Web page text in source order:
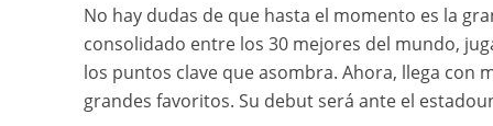
No hay dudas de que hasta el momento es la
consolidado entre los 30 mejores del mundo,
los puntos clave que asombra. Ahora, llega con
grandes favoritos. Su debut será ante el